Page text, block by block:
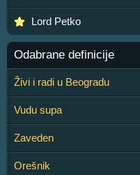
Lord Petko
Odabrane definicije
Živi i radi u Beogradu
Vudu supa
Zaveden
Orešnik